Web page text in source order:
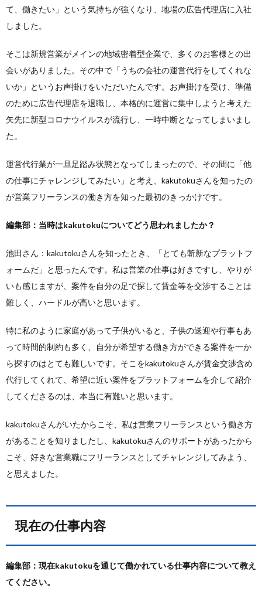
て、働きたい」という気持ちが強くなり、地場の広告代理店に入社
しました。
そこは新規営業がメインの地域密着型企業で、多くのお客様との出
会いがありました。その中で「うちの会社の運営代行をしてくれな
いか」というお声掛けをいただいたんです。お声掛けを受け、準備
のために広告代理店を退職し、本格的に運営に集中しようと考えた
矢先に新型コロナウイルスが流行し、一時中断となってしまいまし
た。
運営代行業が一旦足踏み状態となってしまったので、その間に「他
の仕事にチャレンジしてみたい」と考え、kakutokuさんを知ったの
が営業フリーランスの働き方を知った最初のきっかけです。
編集部：当時はkakutokuについてどう思われましたか？
池田さん：kakutokuさんを知ったとき、「とても斬新なプラットフ
ォームだ」と思ったんです。私は営業の仕事は好きですし、やりが
いも感じますが、案件を自分の足で探して賃金等を交渉することは
難しく、ハードルが高いと思います。
特に私のように家庭があって子供がいると、子供の送迎や行事もあ
って時間的制約も多く、自分が希望する働き方ができる案件を一か
ら探すのはとても難しいです。そこをkakutokuさんが賃金交渉含め
代行してくれて、希望に近い案件をプラットフォームを介して紹介
してくださるのは、本当に有難いと思います。
kakutokuさんがいたからこそ、私は営業フリーランスという働き方
があることを知りましたし、kakutokuさんのサポートがあったから
こそ、好きな営業職にフリーランスとしてチャレンジしてみよう、
と思えました。
現在の仕事内容
編集部：現在kakutokuを通じて働かれている仕事内容について教え
てください。